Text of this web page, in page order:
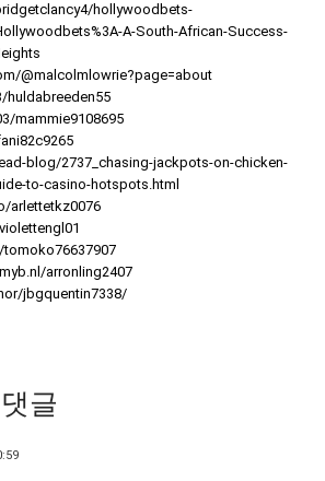
hollywoodbets-
A-South-African-Success-
@malcolmlowrie?page=about
huldabreeden55
mammie9108695
blog/2737_chasing-jackpots-on-chicken-
to-casino-hotspots.html
arlettetkz0076
arronling2407
jbgquentin7338/
글